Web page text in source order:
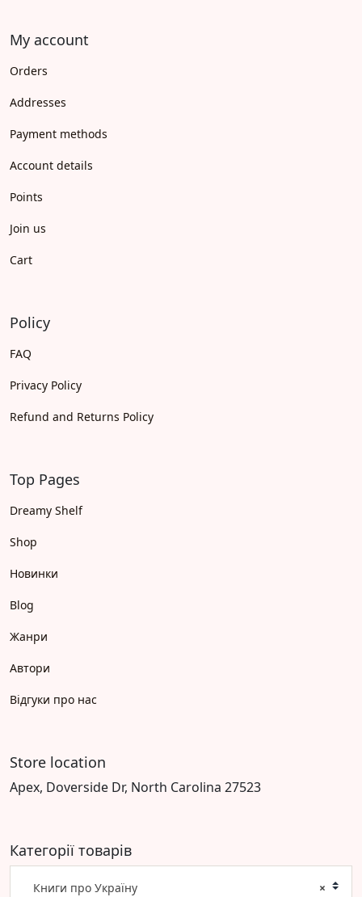
My account
Orders
Addresses
Payment methods
Account details
Points
Join us
Cart
Policy
FAQ
Privacy Policy
Refund and Returns Policy
Top Pages
Dreamy Shelf
Shop
Новинки
Blog
Жанри
Автори
Відгуки про нас
Store location
Apex, Doverside Dr, North Carolina 27523
Категорії товарів
×
Книги про Україну